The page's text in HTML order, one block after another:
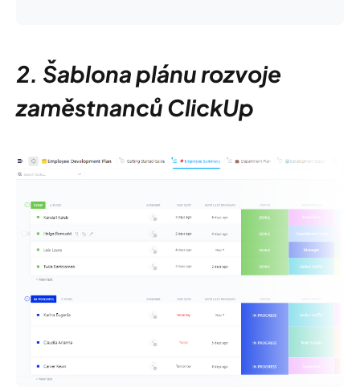
2. Šablona plánu rozvoje
zaměstnanců ClickUp